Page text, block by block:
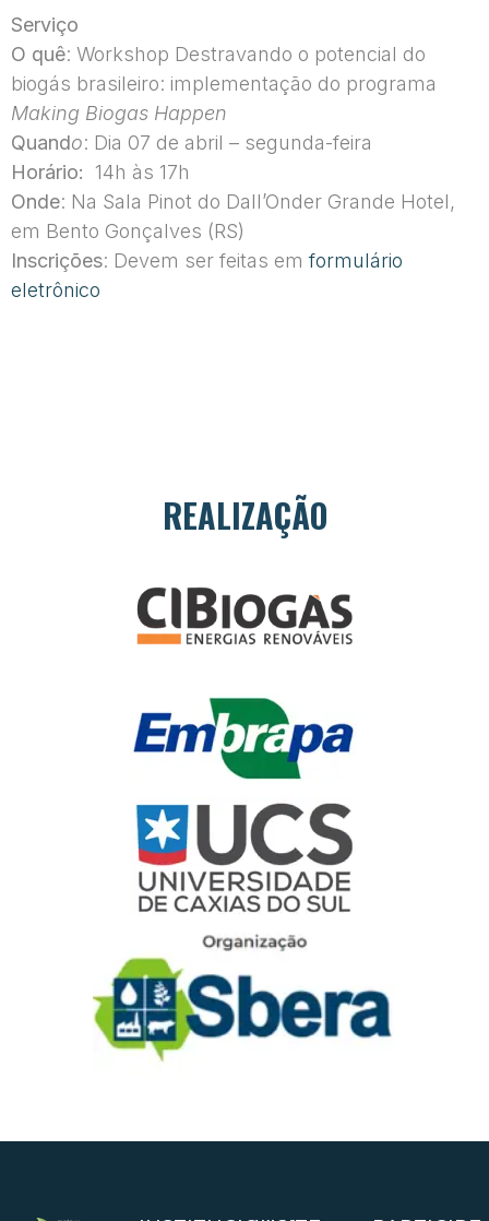
Serviço
O quê: Workshop Destravando o potencial do
biogás brasileiro: implementação do programa
Making Biogas Happen
Quando: Dia 07 de abril – segunda-feira
Horário: 14h às 17h
Onde: Na Sala Pinot do Dall’Onder Grande Hotel,
em Bento Gonçalves (RS)
Inscrições: Devem ser feitas emformulário
eletrônico
REALIZAÇÃO